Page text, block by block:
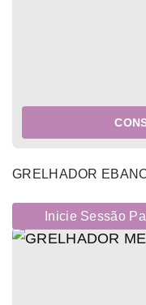
GRELHADOR
Inicie Sessão